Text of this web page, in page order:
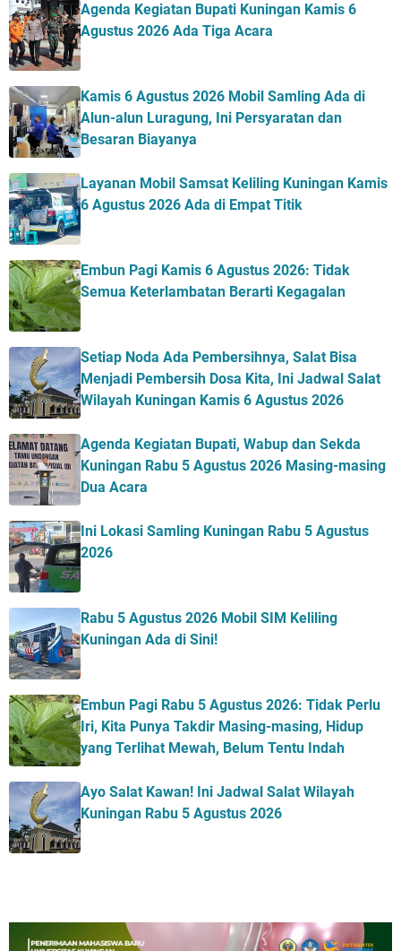
Agenda Kegiatan Bupati Kuningan Kamis 6
Agustus 2026 Ada Tiga Acara
Kamis 6 Agustus 2026 Mobil Samling Ada di
Alun-alun Luragung, Ini Persyaratan dan
Besaran Biayanya
Layanan Mobil Samsat Keliling Kuningan Kamis
6 Agustus 2026 Ada di Empat Titik
Embun Pagi Kamis 6 Agustus 2026: Tidak
Semua Keterlambatan Berarti Kegagalan
Setiap Noda Ada Pembersihnya, Salat Bisa
Menjadi Pembersih Dosa Kita, Ini Jadwal Salat
Wilayah Kuningan Kamis 6 Agustus 2026
Agenda Kegiatan Bupati, Wabup dan Sekda
Kuningan Rabu 5 Agustus 2026 Masing-masing
Dua Acara
Ini Lokasi Samling Kuningan Rabu 5 Agustus
2026
Rabu 5 Agustus 2026 Mobil SIM Keliling
Kuningan Ada di Sini!
Embun Pagi Rabu 5 Agustus 2026: Tidak Perlu
Iri, Kita Punya Takdir Masing-masing, Hidup
yang Terlihat Mewah, Belum Tentu Indah
Ayo Salat Kawan! Ini Jadwal Salat Wilayah
Kuningan Rabu 5 Agustus 2026